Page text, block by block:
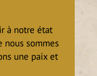
à notre état
sommes
une paix et